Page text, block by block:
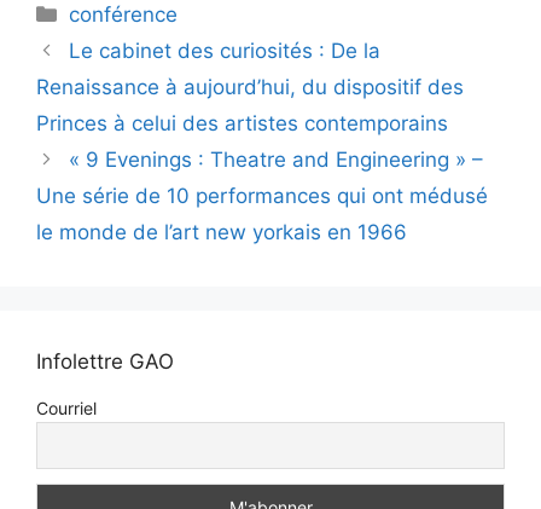
conférence
Le cabinet des curiosités : De la
Renaissance à aujourd’hui, du dispositif des
Princes à celui des artistes contemporains
« 9 Evenings : Theatre and Engineering » –
Une série de 10 performances qui ont médusé
le monde de l’art new yorkais en 1966
Infolettre GAO
Courriel